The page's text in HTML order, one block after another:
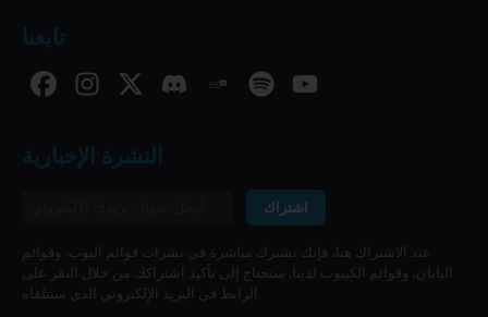
تابعنا
النشرة الإخبارية
اشتراك
عند الاشتراك هنا، فإنك تشترك مباشرة في نشرات قوائم البوب، وقوائم
اليابان، وقوائم الكيبوب لدينا. ستحتاج إلى تأكيد اشتراكك من خلال النقر على
الرابط في البريد الإلكتروني الذي ستتلقاه.